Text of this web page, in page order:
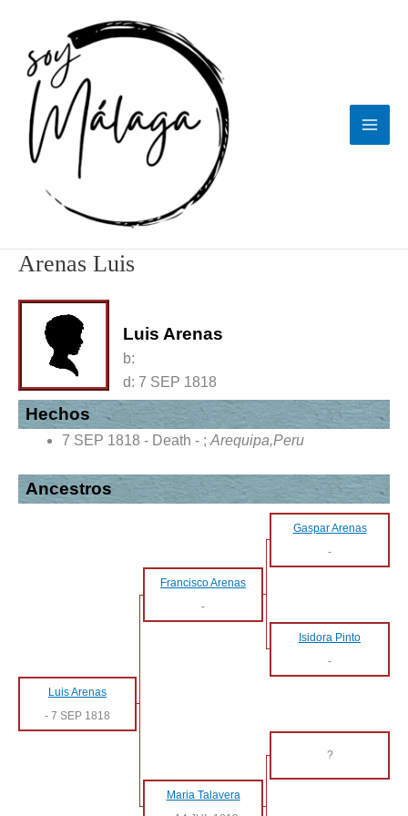
contenido
Arenas Luis
Luis Arenas
b:
d: 7 SEP 1818
Hechos
7 SEP 1818 - Death - ; Arequipa,Peru
Ancestros
Gaspar Arenas
-
Francisco Arenas
-
Isidora Pinto
-
Luis Arenas
- 7 SEP 1818
?
Maria Talavera